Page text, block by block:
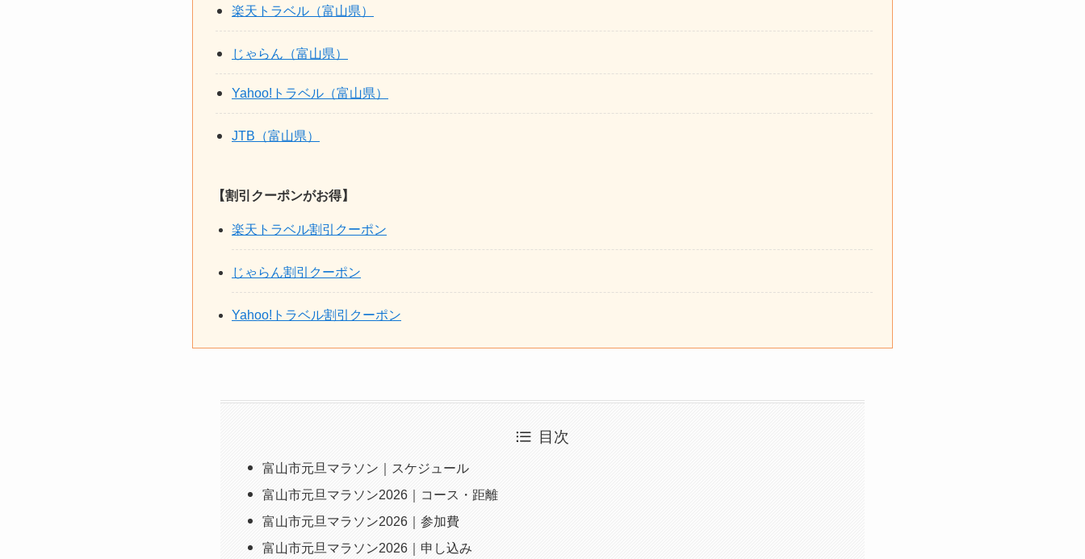
楽天トラベル（富山県）
じゃらん（富山県）
Yahoo!トラベル（富山県）
JTB（富山県）
【割引クーポンがお得】
楽天トラベル割引クーポン
じゃらん割引クーポン
Yahoo!トラベル割引クーポン
目次
富山市元旦マラソン｜スケジュール
富山市元旦マラソン2026｜コース・距離
富山市元旦マラソン2026｜参加費
富山市元旦マラソン2026｜申し込み